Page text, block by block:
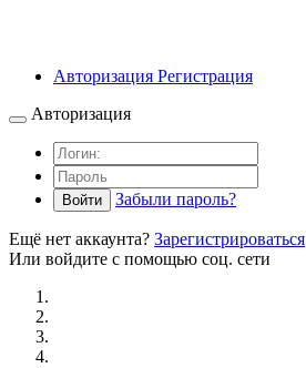
Авторизация Регистрация
Авторизация
Войти Забыли пароль?
Ещё нет аккаунта? Зарегистрироваться
Или войдите с помощью соц. сети